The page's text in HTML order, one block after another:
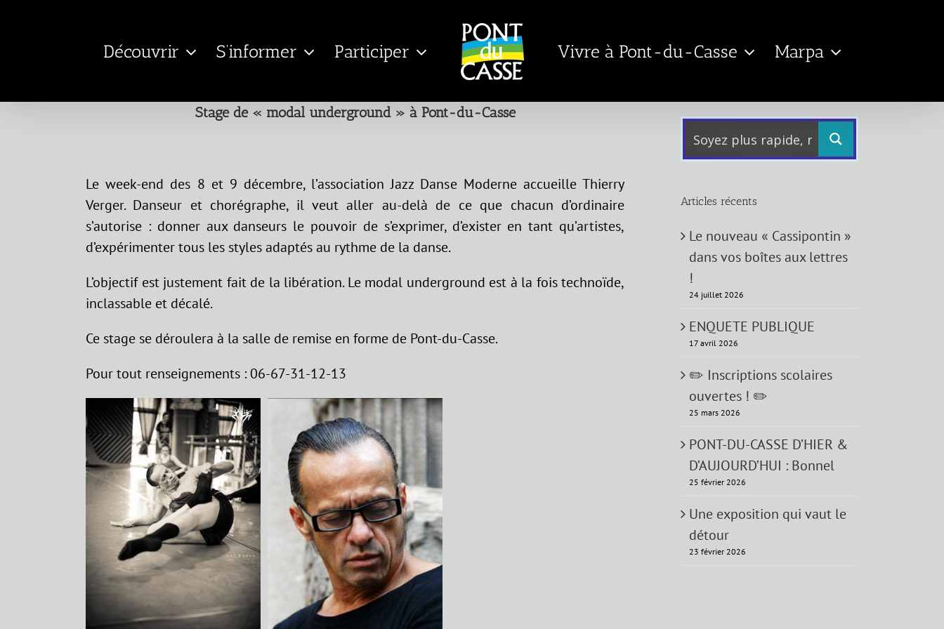
Découvrir S’informer Participer Vivre à Pont-du-Casse Marpa
Stage de « modal underground » à Pont-du-Casse
Le week-end des 8 et 9 décembre, l’association Jazz Danse Moderne accueille Thierry
Verger. Danseur et chorégraphe, il veut aller au-delà de ce que chacun d’ordinaire
s’autorise : donner aux danseurs le pouvoir de s’exprimer, d’exister en tant qu’artistes,
d’expérimenter tous les styles adaptés au rythme de la danse.
L’objectif est justement fait de la libération. Le modal underground est à la fois technoïde,
inclassable et décalé.
Ce stage se déroulera à la salle de remise en forme de Pont-du-Casse.
Pour tout renseignements : 06-67-31-12-13
Articles récents
Le nouveau « Cassipontin »
dans vos boîtes aux lettres
!
24 juillet 2026
ENQUETE PUBLIQUE
17 avril 2026
✏️ Inscriptions scolaires
ouvertes ! ✏️
25 mars 2026
PONT-DU-CASSE D’HIER &
D’AUJOURD’HUI : Bonnel
25 février 2026
Une exposition qui vaut le
détour
23 février 2026